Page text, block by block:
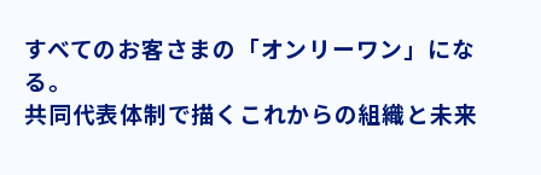
すべてのお客さまの「オンリーワン」にな
る。
共同代表体制で描くこれからの組織と未来